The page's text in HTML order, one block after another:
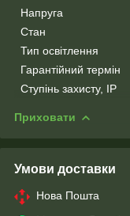
Напруга
Стан
Тип освітлення
Гарантійний термін
Ступінь захисту, IP
Приховати
Умови доставки
Нова Пошта